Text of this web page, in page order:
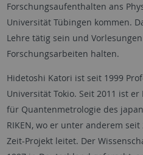
Forschungsaufenthalten ans
Universität Tübingen kommen.
Lehre tätig sein und
Forschungsarbeiten halten.
Hidetoshi Katori ist seit 1999
Universität Tokio. Seit 2011 ist
für Quantenmetrologie des
RIKEN, wo er unter anderem
Zeit-Projekt leitet. Der